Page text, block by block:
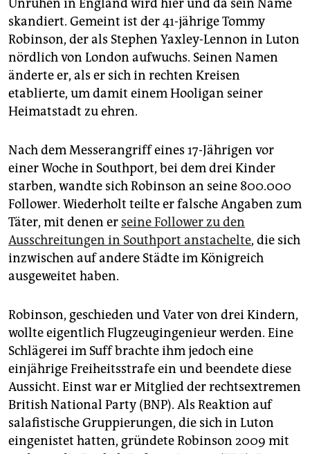
epaper login
Unruhen in England wird hier und da sein Name
skandiert. Gemeint ist der 41-jährige Tommy
Robinson, der als Stephen Yaxley-Lennon in Luton
nördlich von London aufwuchs. Seinen Namen
änderte er, als er sich in rechten Kreisen
etablierte, um damit einem Hooligan seiner
Heimatstadt zu ehren.
Nach dem Messerangriff eines 17-Jährigen vor
einer Woche in Southport, bei dem drei Kinder
starben, wandte sich Robinson an seine 800.000
Fol­lower. Wiederholt teilte er falsche Angaben zum
Täter, mit denen er seine Follower zu den
Ausschreitungen in Southport anstachelte, die sich
inzwischen auf andere Städte im Königreich
ausgeweitet haben.
Robinson, geschieden und Vater von drei Kindern,
wollte eigentlich Flugzeugingenieur werden. Eine
Schlägerei im Suff brachte ihm jedoch eine
einjährige Freiheitsstrafe ein und beendete diese
Aussicht. Einst war er Mitglied der rechtsextremen
British National Party (BNP). Als Reaktion auf
salafistische Gruppierungen, die sich in Luton
eingenistet hatten, gründete Robinson 2009 mit